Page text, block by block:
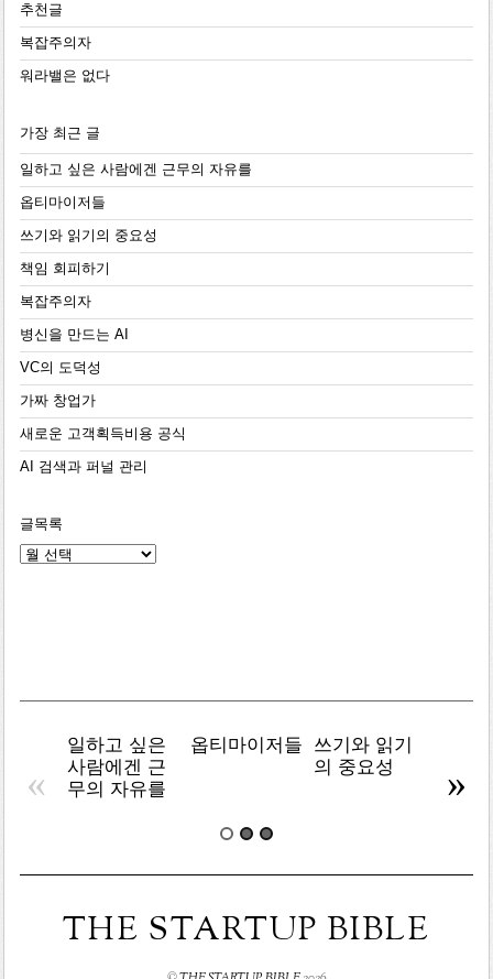
추천글
복잡주의자
워라밸은 없다
가장 최근 글
일하고 싶은 사람에겐 근무의 자유를
옵티마이저들
쓰기와 읽기의 중요성
책임 회피하기
복잡주의자
병신을 만드는 AI
VC의 도덕성
가짜 창업가
새로운 고객획득비용 공식
AI 검색과 퍼널 관리
글목록
글
일하고 싶은
사람에겐 근
무의 자유를
옵티마이저들
쓰기와 읽기
의 중요성
« »
THE STARTUP BIBLE